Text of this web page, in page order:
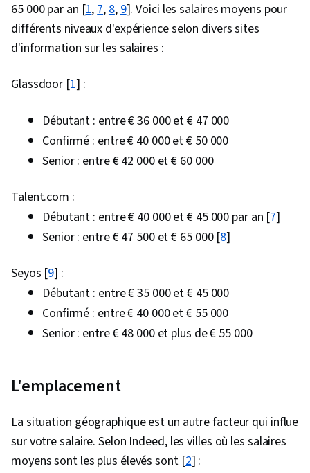
l'expérience utilisateur, Conception de sites
web, Conception centrée sur l'utilisateur,
l'expérience utilisateur (UI/UX), Développement
Web Front-End, Revues de conception,
Conception de l'expérience, Interface
multiplateforme, Programmation
événementielle, Programmation orientée objet
fonctionnelle, Programmation informatique,
Gestion des paquets et des logiciels,
Développement de scripts de test, React.js,
Environnements de développement intégré,
développement mobile, Environnement de
développement, Outils de construction,
Développement piloté par les tests (TDD),
65 000 par an [1,7,8,9]. Voici les salaires moyens pour
différents niveaux d'expérience selon divers sites
d'information sur les salaires :
Glassdoor [1] :
Débutant : entre € 36 000 et € 47 000
Confirmé : entre € 40 000 et € 50 000
Senior : entre € 42 000 et € 60 000
Talent.com :
Débutant : entre € 40 000 et € 45 000 par an [7]
Senior : entre € 47 500 et € 65 000 [8]
Seyos [9] :
Débutant : entre € 35 000 et € 45 000
Confirmé : entre € 40 000 et € 55 000
Senior : entre € 48 000 et plus de € 55 000
L'emplacement
La situation géographique est un autre facteur qui influe
sur votre salaire. Selon Indeed, les villes où les salaires
moyens sont les plus élevés sont [2] :